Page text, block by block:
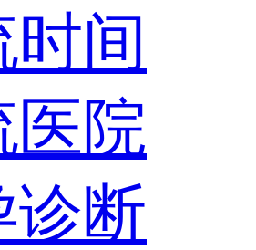
时间
医院
诊断